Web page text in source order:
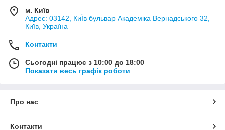
м. Київ
Адрес: 03142, КиЇв бульвар Академіка Вернадського 32,
Київ, Україна
Контакти
Сьогодні працює з 10:00 до 18:00
Показати весь графік роботи
Про нас
Контакти